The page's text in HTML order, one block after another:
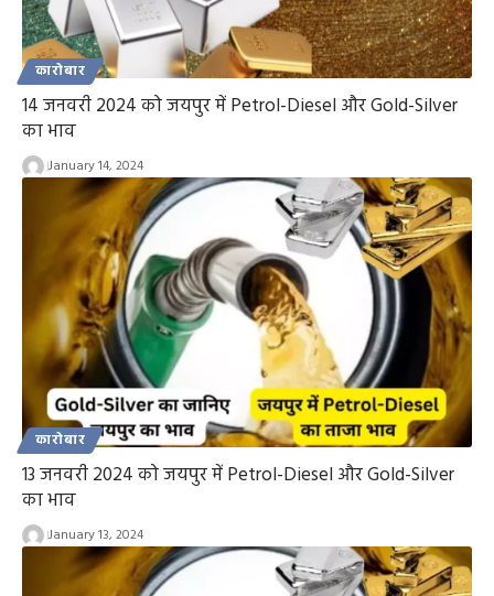
कारोबार
14 जनवरी 2024 को जयपुर में Petrol-Diesel और Gold-Silver
का भाव
January 14, 2024
कारोबार
13 जनवरी 2024 को जयपुर में Petrol-Diesel और Gold-Silver
का भाव
January 13, 2024